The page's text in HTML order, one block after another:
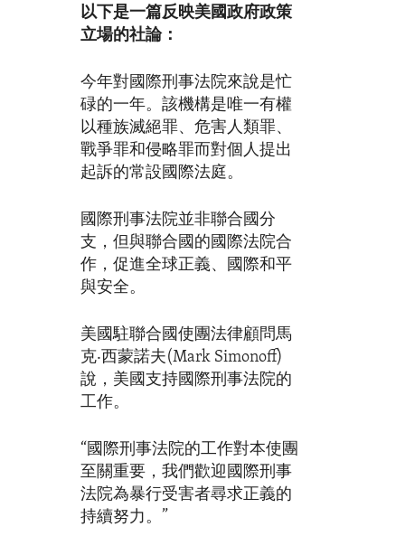
以下是一篇反映美國政府政策
立場的社論：
今年對國際刑事法院來說是忙
碌的一年。該機構是唯一有權
以種族滅絕罪、危害人類罪、
戰爭罪和侵略罪而對個人提出
起訴的常設國際法庭。
國際刑事法院並非聯合國分
支，但與聯合國的國際法院合
作，促進全球正義、國際和平
與安全。
美國駐聯合國使團法律顧問馬
克‧西蒙諾夫(Mark Simonoff)
說，美國支持國際刑事法院的
工作。
“國際刑事法院的工作對本使團
至關重要，我們歡迎國際刑事
法院為暴行受害者尋求正義的
持續努力。”